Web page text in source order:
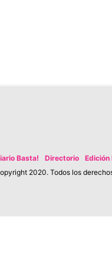
Basta! Directorio Edición
2020. Todos los